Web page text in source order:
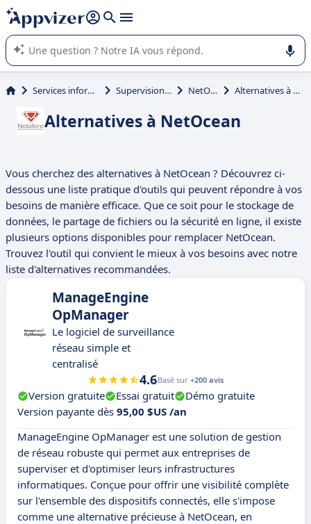
répondre (plusieurs lignes avec
L'IA de Appvizer vous guide dans l'utilisation ou la sélection de
logiciel SaaS en entreprise.
Services informatiques Supervision réseau NetOcean Alternatives à NetOcean
Alternatives à NetOcean
Vous cherchez des alternatives à NetOcean ? Découvrez ci-
dessous une liste pratique d'outils qui peuvent répondre à vos
besoins de manière efficace. Que ce soit pour le stockage de
données, le partage de fichiers ou la sécurité en ligne, il existe
plusieurs options disponibles pour remplacer NetOcean.
Trouvez l'outil qui convient le mieux à vos besoins avec notre
liste d'alternatives recommandées.
ManageEngine
OpManager
Le logiciel de surveillance
réseau simple et
centralisé
4.6Basé sur +200 avis
Version gratuite Essai gratuit
Démo gratuite
Version payante dès 95,00 $US /an
ManageEngine OpManager est une solution de gestion
de réseau robuste qui permet aux entreprises de
superviser et d'optimiser leurs infrastructures
informatiques. Conçue pour offrir une visibilité complète
sur l'ensemble des dispositifs connectés, elle s'impose
comme une alternative précieuse à NetOcean, en